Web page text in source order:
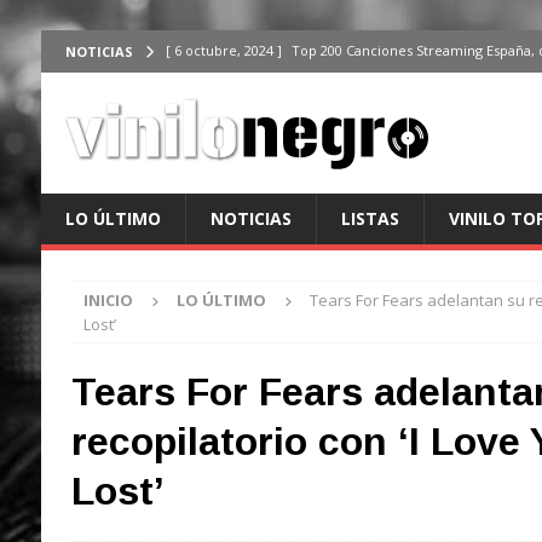
NOTICIAS [ 6 octubre, 2024 ] Top 200 Canciones Streaming
[ 3 octubre, 2024 ] Top 100 Artistas Españoles
[ 2 octubre, 2024 ] Top 100 Artistas Internacionales
ÚLTIMO
[ 6 octubre, 2024 ] Top 200 Canciones España, del 30 de
LO ÚLTIMO NOTICIAS LISTAS VINILO
INICIO LO ÚLTIMO
Tears For Fears adelantan su
Lost’
Tears For Fears
recopilatorio con ‘I Love
Lost’